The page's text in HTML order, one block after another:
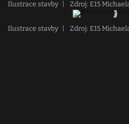
Ilustrace stavby Zdroj: E15
Ilustrace stavby Zdroj: E15